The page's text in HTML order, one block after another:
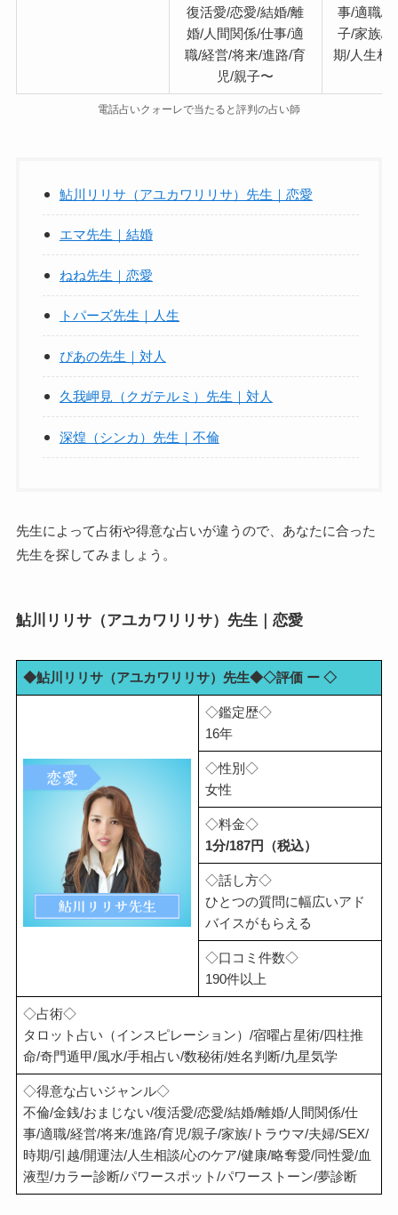
復活愛/恋愛/結婚/離
婚/人間関係/仕事/適
職/経営/将来/進路/育
児/親子〜
事/適職/
子/家族/
期/人生相
電話占いクォーレで当たると評判の占い師
鮎川リリサ（アユカワリリサ）先生｜恋愛
エマ先生｜結婚
ねね先生｜恋愛
トパーズ先生｜人生
ぴあの先生｜対人
久我岬見（クガテルミ）先生｜対人
深煌（シンカ）先生｜不倫
先生によって占術や得意な占いが違うので、あなたに合った
先生を探してみましょう。
鮎川リリサ（アユカワリリサ）先生｜恋愛
◆鮎川リリサ（アユカワリリサ）先生◆◇評価 ー ◇
◇鑑定歴◇
16年
◇性別◇
女性
◇料金◇
1分/187円（税込）
◇話し方◇
ひとつの質問に幅広いアド
バイスがもらえる
◇口コミ件数◇
190件以上
◇占術◇
タロット占い（インスピレーション）/宿曜占星術/四柱推
命/奇門遁甲/風水/手相占い/数秘術/姓名判断/九星気学
◇得意な占いジャンル◇
不倫/金銭/おまじない/復活愛/恋愛/結婚/離婚/人間関係/仕
事/適職/経営/将来/進路/育児/親子/家族/トラウマ/夫婦/SEX/
時期/引越/開運法/人生相談/心のケア/健康/略奪愛/同性愛/血
液型/カラー診断/パワースポット/パワーストーン/夢診断